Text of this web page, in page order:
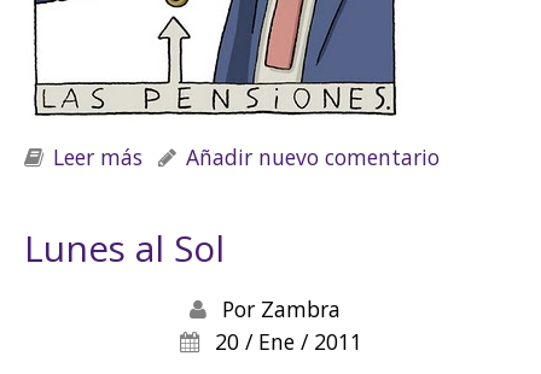
Leer más sobre Viñetas
Añadir nuevo comentario
Lunes al Sol
Por Zambra
20 / Ene / 2011